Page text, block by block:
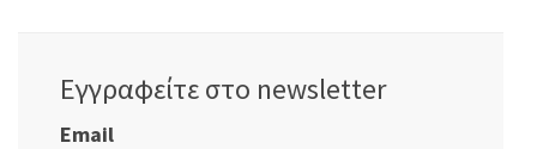
Εγγραφείτε στο newsletter
Email